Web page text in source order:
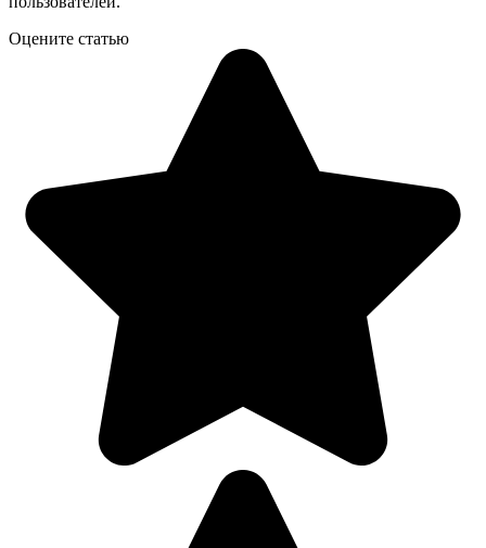
Оцените статью